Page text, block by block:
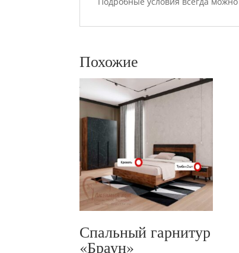
Похожие
Спальный гарнитур
«Браун»